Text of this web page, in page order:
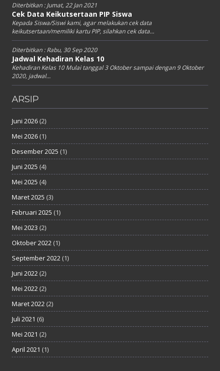
Diterbitkan :Jumat, 22 Jan 2021
Cek Data Keikutsertaan PIP Siswa
Kepada Siswa/Siswi kami, agar melakukan cek data
keikutsertaan/memiliki kartu PIP, silahkan cek data...
Diterbitkan :Rabu, 30 Sep 2020
Jadwal Kehadiran Kelas 10
Kehadiran Kelas 10 Mulai tanggal 3 Oktober sampai dengan 9 Oktober
2020, jadwal...
ARSIP
Juni 2026 (2)
Mei 2026 (1)
Desember 2025 (1)
Juni 2025 (4)
Mei 2025 (4)
Maret 2025 (3)
Februari 2025 (1)
Mei 2023 (2)
Oktober 2022 (1)
September 2022 (1)
Juni 2022 (2)
Mei 2022 (2)
Maret 2022 (2)
Juli 2021 (6)
Mei 2021 (2)
April 2021 (1)